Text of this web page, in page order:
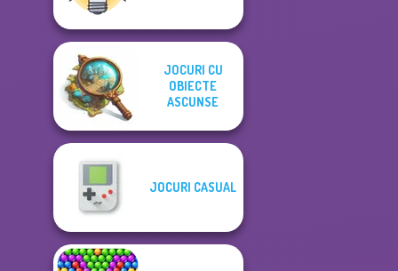
JOCURI CU
OBIECTE
ASCUNSE
JOCURI CASUAL